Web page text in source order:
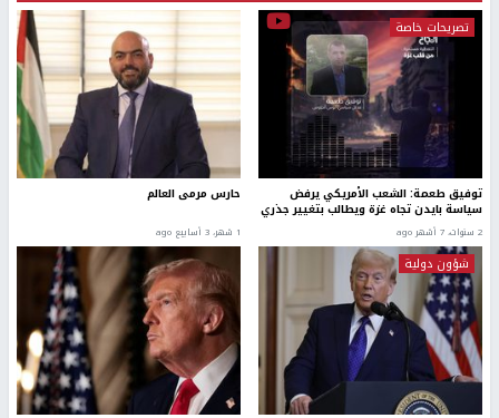
تصريحات خاصة
توفيق طعمة: الشعب الأمريكي يرفض
سياسة بايدن تجاه غزة ويطالب بتغيير جذري
2 سنوات، 7 أشهر ago
حارس مرمى العالم
1 شهر، 3 أسابيع ago
شؤون دولية